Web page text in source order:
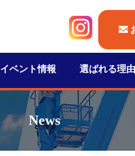
イベント情報 選ばれる理由
News